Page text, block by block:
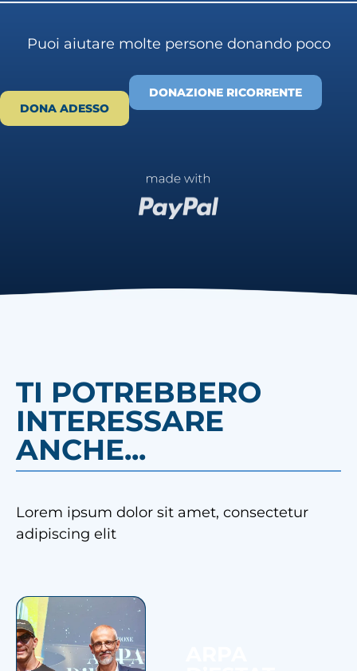
Puoi aiutare molte persone donando poco
DONA ADESSO
DONAZIONE RICORRENTE
TI POTREBBERO
INTERESSARE
ANCHE...
Lorem ipsum dolor sit amet, consectetur
adipiscing elit